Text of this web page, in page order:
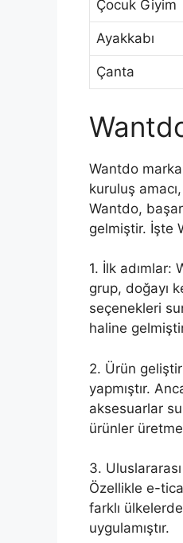
Çocuk Giyim
Ayakkabı
Çanta
Wantdo
kuruluş
Wantdo,
gelmiştir. İşte
1. İlk adımlar:
grup, doğayı
seçenekleri
haline
2. Ürün
yapmıştır.
aksesuarlar
ürünler
3.
Özellikle e-
farklı
uygulamıştır.